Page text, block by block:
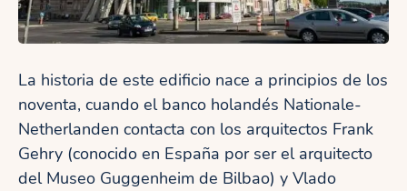
a
La historia de este edificio nace a principios de los
noventa, cuando el banco holandés Nationale-
Netherlanden contacta con los arquitectos Frank
Gehry (conocido en España por ser el arquitecto
del Museo Guggenheim de Bilbao) y Vlado